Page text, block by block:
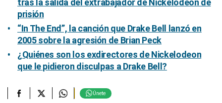
tras la salida del extrabajador de Nickelodeon de
prisión
“In The End”, la canción que Drake Bell lanzó en
2005 sobre la agresión de Brian Peck
¿Quiénes son los exdirectores de Nickelodeon
que le pidieron disculpas a Drake Bell?
Únete